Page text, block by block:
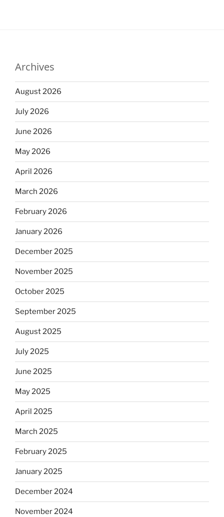
Archives
August 2026
July 2026
June 2026
May 2026
April 2026
March 2026
February 2026
January 2026
December 2025
November 2025
October 2025
September 2025
August 2025
July 2025
June 2025
May 2025
April 2025
March 2025
February 2025
January 2025
December 2024
November 2024